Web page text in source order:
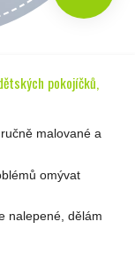
pokojíčků,
malované a
omývat
nalepené, dělám